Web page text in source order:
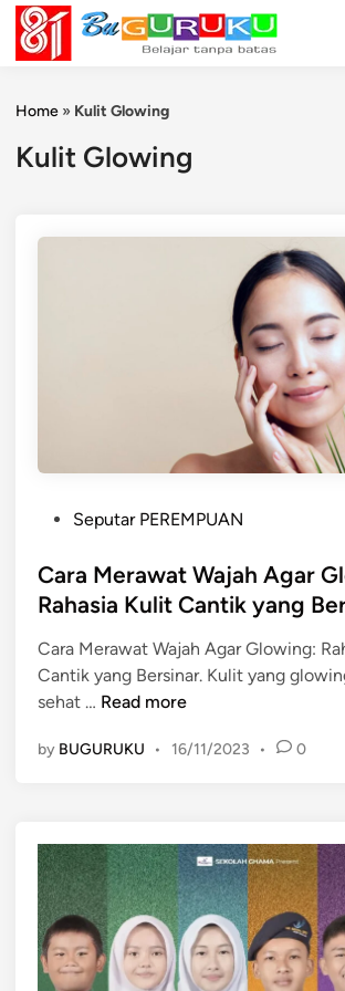
Skip
content
Home » Kulit Glowing
Kulit Glowing
s
t
d
i
n
Seputar PEREMPUAN
Cara Merawat Wajah Agar
Rahasia Kulit Cantik yang
Cara Merawat Wajah Agar Glowing:
Cantik yang Bersinar. Kulit yang
sehat … C
r
r
a
w
a
t
Read more
by BUGURUKU • 16/11/2023 • 0